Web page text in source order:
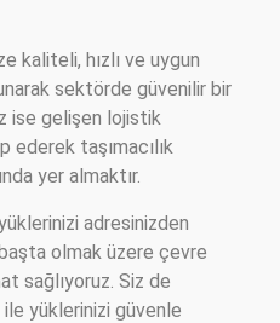
kaliteli, hızlı ve uygun
sektörde güvenilir bir
ise gelişen lojistik
ederek taşımacılık
yer almaktır.
adresinizden
olmak üzere çevre
sağlıyoruz. Siz de
yüklerinizi güvenle